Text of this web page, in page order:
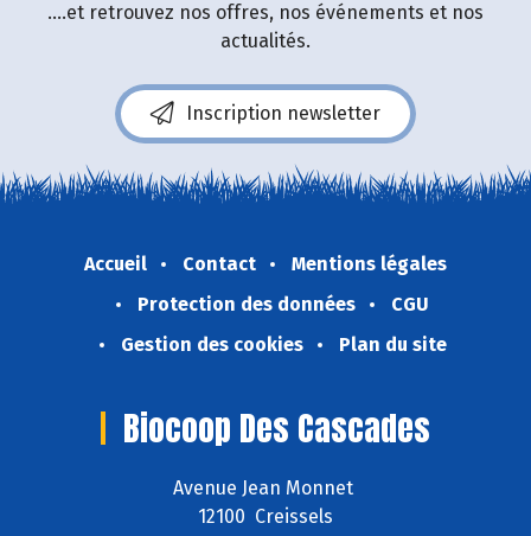
....et retrouvez nos offres, nos événements et nos
actualités.
Inscription newsletter
Accueil Contact
Mentions légales
Protection des données
CGU
Gestion des cookies
Plan du site
Biocoop Des Cascades
Avenue Jean Monnet
12100 Creissels